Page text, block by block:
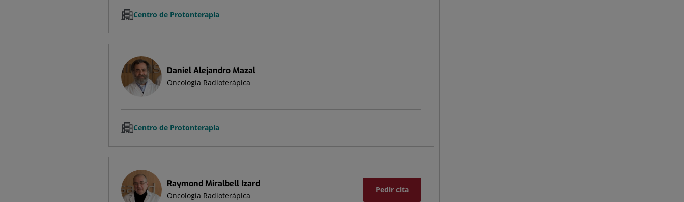
Centro de Protonterapia
Daniel Alejandro Mazal
Oncología Radioterápica
Centro de Protonterapia
Raymond Miralbell Izard
Oncología Radioterápica
Pedir cita